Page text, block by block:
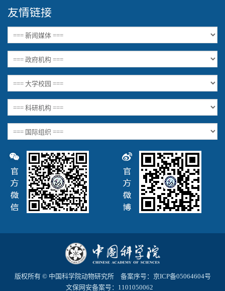
友情链接
版权所有 © 中国科学院动物研究所 备案序号： 京ICP备05064604号
文保网安备案号：1101050062